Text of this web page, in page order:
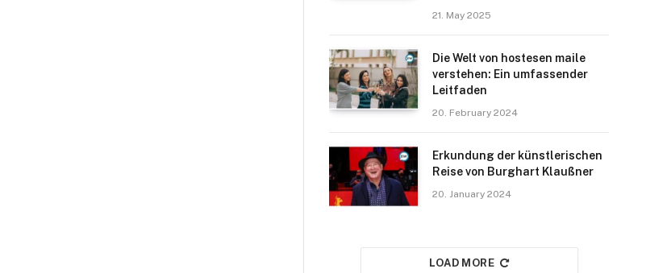
21. May 2025
Die Welt von hostesen maile
verstehen: Ein umfassender
Leitfaden
20. February 2024
Erkundung der künstlerischen
Reise von Burghart Klaußner
20. January 2024
LOAD MORE